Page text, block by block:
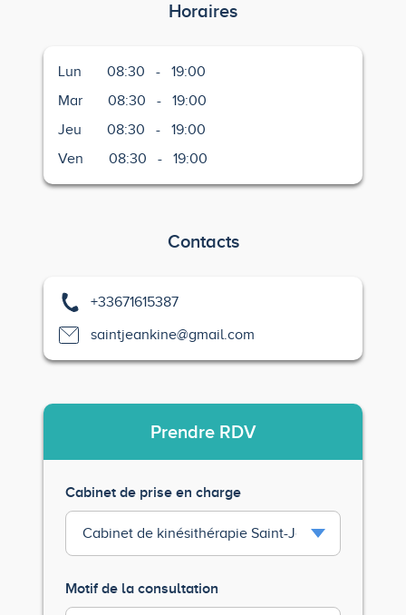
Horaires
Lun 08:30 -
19:00
Mar
08:30 -
19:00
Jeu
08:30 -
19:00
Ven
08:30 - 19:00
Contacts
+33671615387
saintjeankine@gmail.com
Prendre RDV
Cabinet de prise en charge
Motif de la consultation